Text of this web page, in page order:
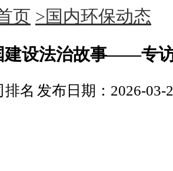
页 >国内环保动态
建设法治故事——专
排名 发布日期：2026-03-